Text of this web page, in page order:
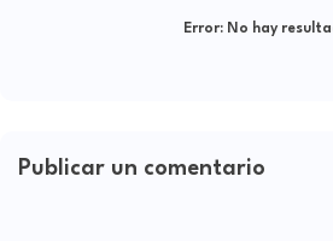
Error:No hay
Publicar un comentario